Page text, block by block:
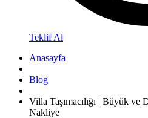
Teklif Al
Anasayfa
Blog
Villa Taşımacılığı | Büyük
Nakliye